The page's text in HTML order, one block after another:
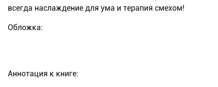
всегда наслаждение для ума и терапия смехом!
Обложка:
Аннотация к книге: